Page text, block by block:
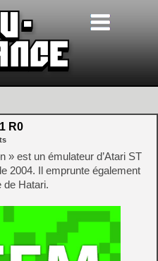
R0
» est un émulateur d’Atari ST
2004. Il emprunte également
de Hatari.